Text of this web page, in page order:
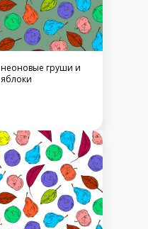
неоновые груши и
яблоки